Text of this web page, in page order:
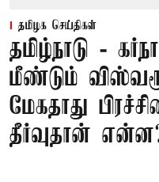
தமிழக செய்திகள்
தமிழ்நாடு -
மீண்டும்
மேகதாது
தீர்வுதான்